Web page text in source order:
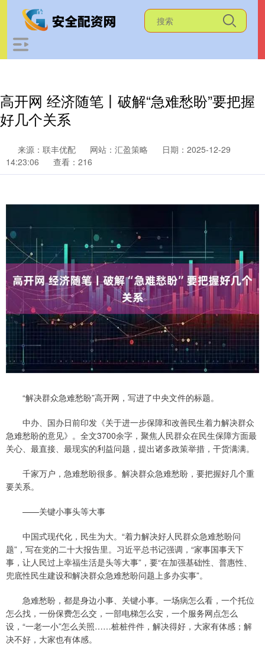
高开网 经济随笔丨破解“急难愁盼”要把握
好几个关系
来源：联丰优配 网站：汇盈策略
日期：2025-12-29
14:23:06
查看：216
“解决群众急难愁盼”高开网，写进了中央文件的标题。
中办、国办日前印发《关于进一步保障和改善民生着力解决群众
急难愁盼的意见》。全文3700余字，聚焦人民群众在民生保障方面最
关心、最直接、最现实的利益问题，提出诸多政策举措，干货满满。
千家万户，急难愁盼很多。解决群众急难愁盼，要把握好几个重
要关系。
——关键小事头等大事
中国式现代化，民生为大。“着力解决好人民群众急难愁盼问
题”，写在党的二十大报告里。习近平总书记强调，“家事国事天下
事，让人民过上幸福生活是头等大事”，要“在加强基础性、普惠性、
兜底性民生建设和解决群众急难愁盼问题上多办实事”。
急难愁盼，都是身边小事、关键小事。一场病怎么看，一个托位
怎么找，一份保费怎么交，一部电梯怎么安，一个服务网点怎么
设，“一老一小”怎么关照……桩桩件件，解决得好，大家有体感；解
决不好，大家也有体感。